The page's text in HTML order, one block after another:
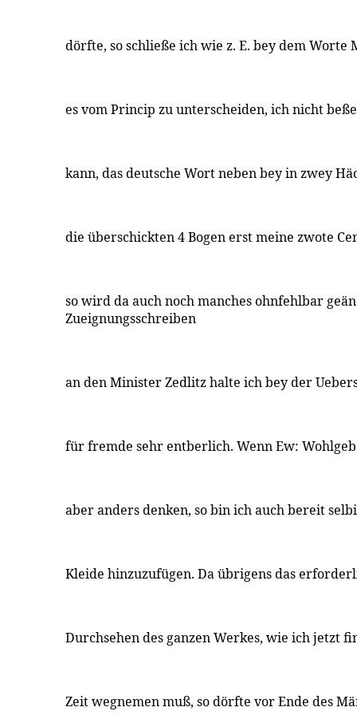
dörfte, so schließe ich wie z. E. bey dem Worte
es vom Princip zu unterscheiden, ich nicht
kann, das deutsche Wort neben bey in zwey
die überschickten 4 Bogen erst meine zwote
so wird da auch noch manches ohnfehlbar
Zueignungsschreiben
an den Minister Zedlitz halte ich bey der
für fremde sehr entberlich. Wenn Ew:
aber anders denken, so bin ich auch bereit
Kleide hinzuzufügen. Da übrigens das
Durchsehen des ganzen Werkes, wie ich jetzt
Zeit wegnemen muß, so dörfte vor Ende des